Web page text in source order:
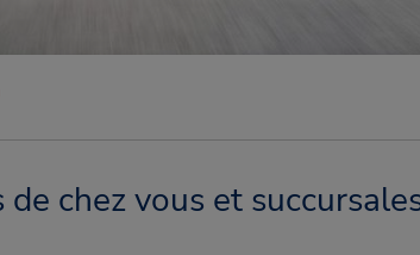
chez vous et